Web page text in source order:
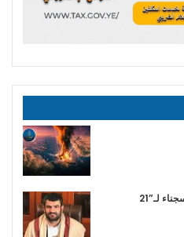
رئيس لجنة معالجة قضايا السجون والسجناء لـ”21